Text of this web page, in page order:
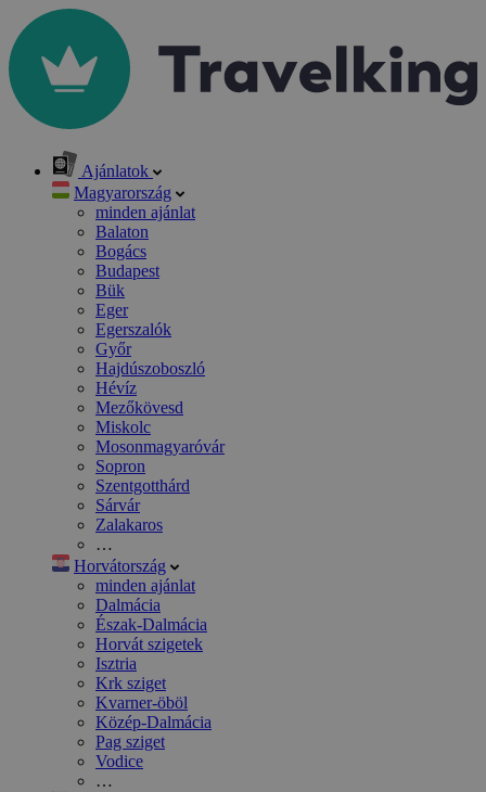
Ajánlatok
Magyarország
minden ajánlat
Balaton
Bogács
Budapest
Bük
Eger
Egerszalók
Győr
Hajdúszoboszló
Hévíz
Mezőkövesd
Miskolc
Mosonmagyaróvár
Sopron
Szentgotthárd
Sárvár
Zalakaros
…
Horvátország
minden ajánlat
Dalmácia
Észak-Dalmácia
Horvát szigetek
Isztria
Krk sziget
Kvarner-öböl
Közép-Dalmácia
Pag sziget
Vodice
…